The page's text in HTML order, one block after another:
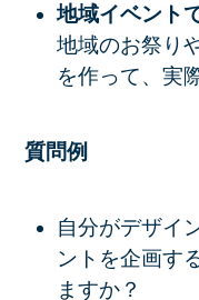
地域イベント
地域のお祭り
を作って、実
質問例
自分がデザイ
ントを企画す
ますか？